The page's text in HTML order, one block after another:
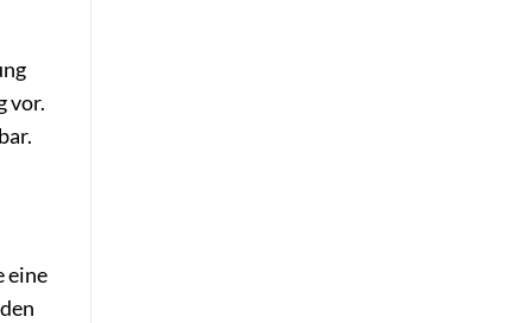
vor.
eine